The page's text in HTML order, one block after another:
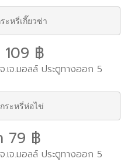
ะหรี่เกี๊ยวซ่า
109 ฿
จ.มอลล์ ประตูทางออก 5
ระหรี่ห่อไข่
79 ฿
จ.มอลล์ ประตูทางออก 5